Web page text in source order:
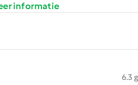
informatie
6.3 g